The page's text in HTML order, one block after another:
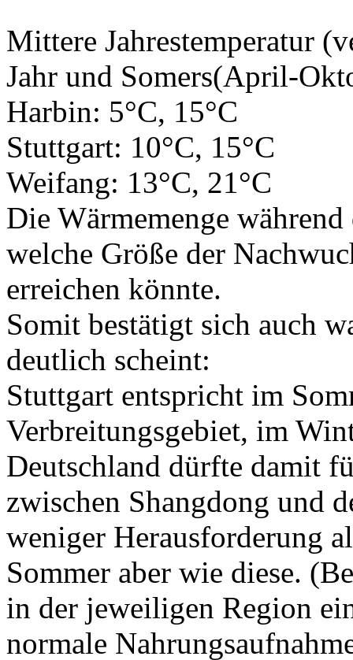
Mittere Jahrestemperatur
Jahr und Somers(April-
Harbin: 5°C, 15°C
Stuttgart: 10°C, 15°C
Weifang: 13°C, 21°C
Die Wärmemenge
welche Größe der
erreichen könnte.
Somit bestätigt sich auch
deutlich scheint:
Stuttgart entspricht im
Verbreitungsgebiet, im
Deutschland dürfte damit
zwischen Shangdong und
weniger Herausforderung
Sommer aber wie diese.
in der jeweiligen Region
normale